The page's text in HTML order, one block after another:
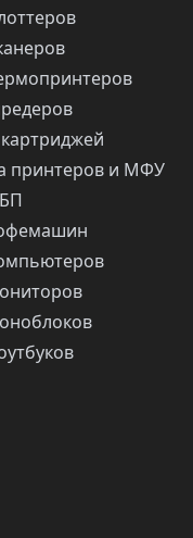
принтеров и МФУ